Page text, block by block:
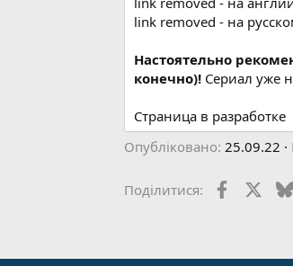
link removed - на
Настоятельно
конечно)! Сериал уже
Страница в разработке
Опубліковано 25.09.22
Поділитися: Facebook
X